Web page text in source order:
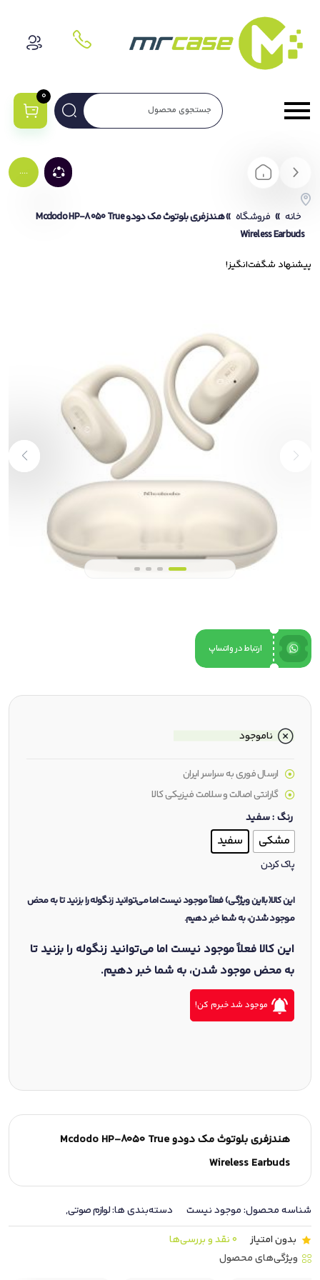
0
....
خانه » فروشگاه »
هندزفری بلوتوث مک دودو Mcdodo HP-8050 True
Wireless Earbuds
پیشنهاد شگفت‌انگیز!
ارتباط در واتساپ
هندزفری بلوتوث مک دودو Mcdodo HP-8050 True
Wireless Earbuds
شناسه محصول:موجود نیست دسته‌بندی ها:لوازم صوتی,
بدون امتیاز
0 نقد و بررسی‌ها
ویژگی‌های محصول
ناموجود
ارسال فوری به سراسر ایران
گارانتی اصالت و سلامت فیزیکی کالا
رنگ: سفید
مشکی سفید
پاک کردن
این کالا(بااین ویژگی) فعلاً موجود نیست اما می‌توانید زنگوله را بزنید تا به محض
موجود شدن، به شما خبر دهیم.
این کالا فعلاً موجود نیست اما می‌توانید زنگوله را بزنید تا
به محض موجود شدن، به شما خبر دهیم.
موجود شد خبرم کن!